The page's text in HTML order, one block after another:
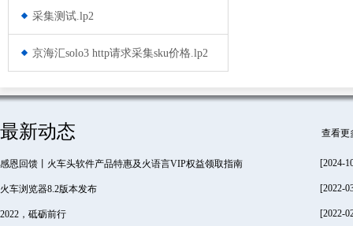
采集测试.lp2
京海汇solo3 http请求采集sku价格.lp2
最新动态 查看更
感恩回馈丨火车头软件产品特惠及火语言VIP权益领取指南 [2024-
火车浏览器8.2版本发布 [2022-
2022，砥砺前行 [2022-